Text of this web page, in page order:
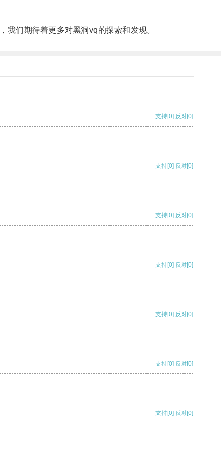
们期待着更多对黑洞vq的探索和发现。
支持[0] 反对[0]
支持[0] 反对[0]
支持[0] 反对[0]
支持[0] 反对[0]
支持[0] 反对[0]
支持[0] 反对[0]
支持[0] 反对[0]